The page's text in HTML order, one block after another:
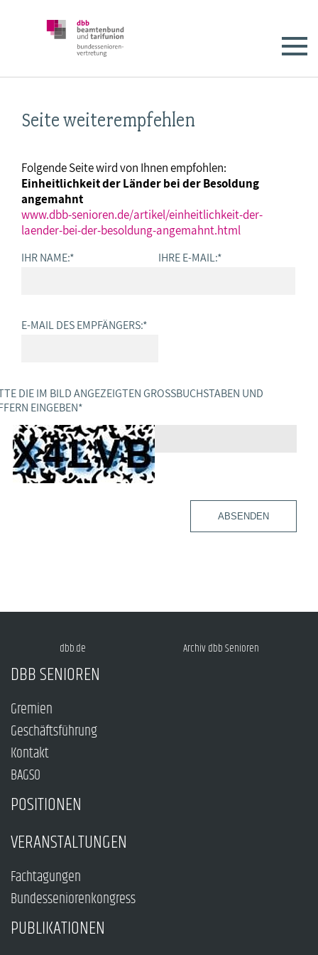
Seite weiterempfehlen
Folgende Seite wird von Ihnen empfohlen:
Einheitlichkeit der Länder bei der Besoldung
angemahnt
www.dbb-senioren.de/artikel/einheitlichkeit-der-
laender-bei-der-besoldung-angemahnt.html
IHR NAME:* IHRE E-MAIL:*
E-MAIL DES EMPFÄNGERS:*
DIE IM BILD ANGEZEIGTEN GROSSBUCHSTABEN UND Z
EINGEBEN *
ABSENDEN
dbb.de Archiv dbb Senioren
DBB SENIOREN
Gremien
Geschäftsführung
Kontakt
BAGSO
POSITIONEN
VERANSTALTUNGEN
Fachtagungen
Bundesseniorenkongress
PUBLIKATIONEN